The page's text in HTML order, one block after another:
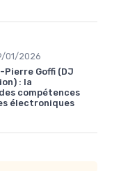
01/2026
Goffi (DJ
: la
compétences
électroniques